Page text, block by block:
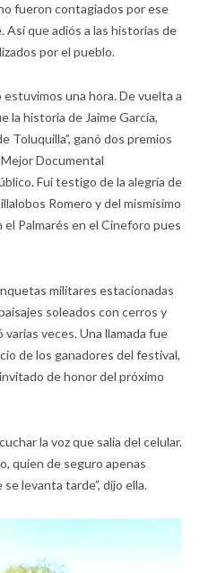
fueron contagiados por ese
que adiós a las historias de
por el pueblo.
una hora. De vuelta a
la historia de Jaime García,
Toluquilla”, ganó dos premios
Documental
Fui testigo de la alegría de
Romero y del mismísimo
Palmarés en el Cineforo pues
militares estacionadas
soleados con cerros y
veces. Una llamada fue
de los ganadores del festival,
de honor del próximo
la voz que salía del celular.
quien de seguro apenas
levanta tarde”, dijo ella.